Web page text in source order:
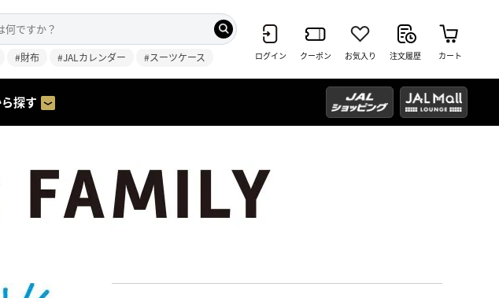
#財布 #JALカレンダー #スーツケース ログイン クーポン お気入り 注文履歴 カート
探す